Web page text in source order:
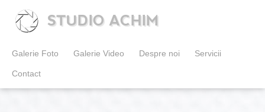
STUDIO ACHIM
Galerie Foto Galerie Video Despre noi Servicii
Contact